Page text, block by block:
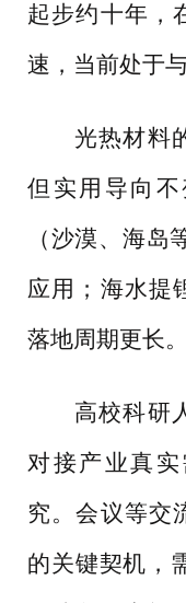
起步约十年，
速，当前处于
光热材料
但实用导向
（沙漠、海岛
应用；海水提
落地周期更长。
高校科研
对接产业真
究。会议等交
的关键契机，